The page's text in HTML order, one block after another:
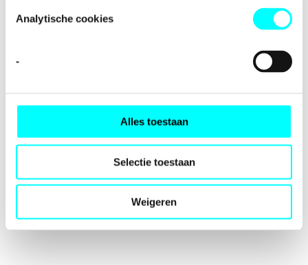
Analytische cookies
-
Alles toestaan
Selectie toestaan
Weigeren